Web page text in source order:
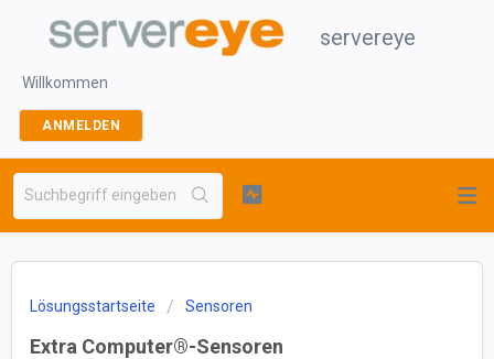
servereye
Willkommen
ANMELDEN
Lösungsstartseite Sensoren
Extra Computer®-Sensoren